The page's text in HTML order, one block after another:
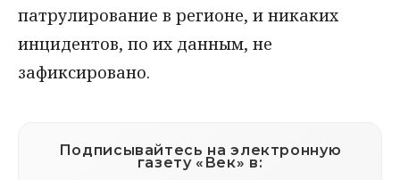
патрулирование в регионе, и никаких
инцидентов, по их данным, не
зафиксировано.
Подписывайтесь на электронную
газету «Век» в: